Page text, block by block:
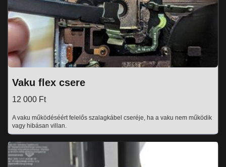
Vaku flex csere
12 000 Ft
A vaku működéséért felelős szalagkábel cseréje, ha a vaku nem működik
vagy hibásan villan.